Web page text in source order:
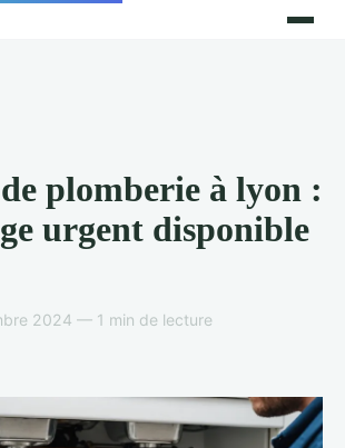
plomberie à lyon :
urgent disponible
2024 — 1 min de lecture